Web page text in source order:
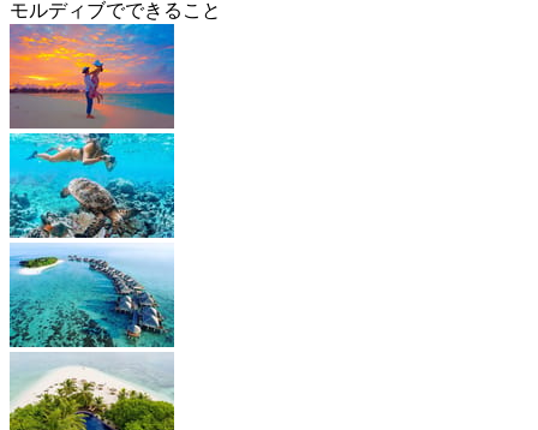
モルディブでできること